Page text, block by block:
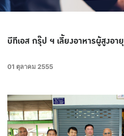
บีทีเอส กรุ๊ป ฯ เลี้ยงอาหารผู้สูงอายุ
01 ตุลาคม 2555